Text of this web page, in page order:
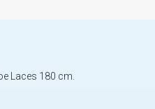
Laces 180 cm.